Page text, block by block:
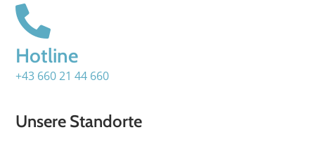
Hotline
+43 660 21 44 660
Unsere Standorte